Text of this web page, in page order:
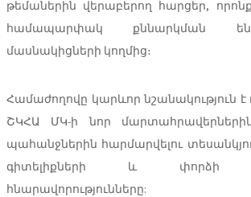
թեմաներին վերաբերող հարցեր,
համապարփակ քննարկման
մասնակիցների կողմից։
Համաժողովը կարևոր նշանակություն է
ՇԿՀԱ ՄԿ-ի նոր
պահանջներին հարմարվելու
գիտելիքների և փորձի
հնարավորությունները: